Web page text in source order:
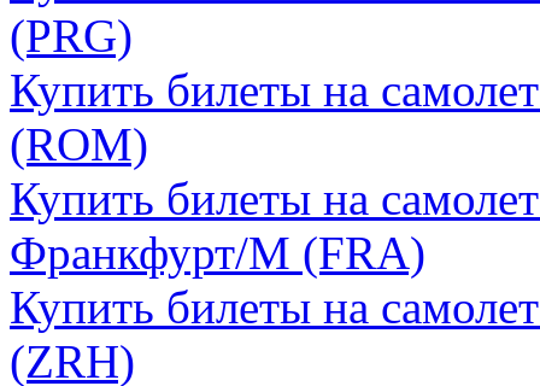
(PRG)
Купить билеты на
(ROM)
Купить билеты на
Франкфурт/М (FRA)
Купить билеты на
(ZRH)